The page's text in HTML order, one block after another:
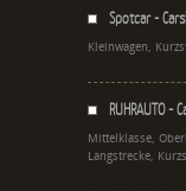
Spotcar -
Kleinwagen,
RUHRAUTO -
Mittelklasse,
Langstrecke,